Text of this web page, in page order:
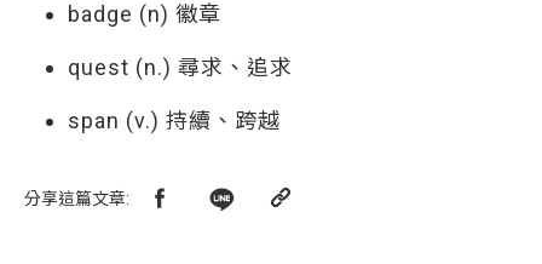
badge (n) 徽章
quest (n.) 尋求、追求
span (v.) 持續、跨越
分享這篇文章: